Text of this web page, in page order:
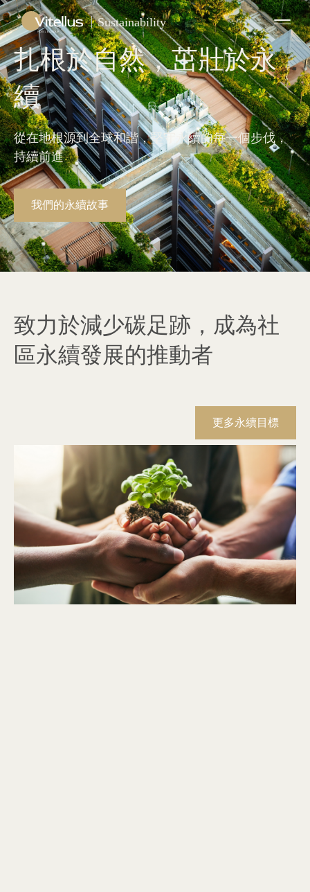
Sustainability
扎根於自然，茁壯於永
續
從在地根源到全球和諧，堅守永續的每一個步伐，
持續前進
我們的永續故事
致力於減少碳足跡，成為社
區永續發展的推動者
更多永續目標